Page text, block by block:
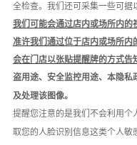
全检查。我们还可采集一些可据
我们可能会通过店内或场所内的
准许我们通过位于店内或场所
会在门店以张贴提醒牌的方式告
盗用途、安全监控用途、本隐私
及处理该图像。
提醒您注意的是我们不会利用个
取您的人脸识别信息这类个人敏